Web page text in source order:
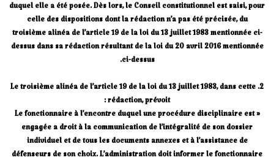
duquel elle a été posée. Dès lors, le Conseil constitutionnel est saisi, pour
celle des dispositions dont la rédaction n’a pas été précisée, du
troisième alinéa de l’article 19 de la loi du 13 juillet 1983 mentionnée ci-
dessus dans sa rédaction résultant de la loi du 20 avril 2016 mentionnée
ci-dessus.
2. Le troisième alinéa de l’article 19 de la loi du 13 juillet 1983, dans cette
rédaction, prévoit :
« Le fonctionnaire à l’encontre duquel une procédure disciplinaire est
engagée a droit à la communication de l’intégralité de son dossier
individuel et de tous les documents annexes et à l’assistance de
défenseurs de son choix. L’administration doit informer le fonctionnaire